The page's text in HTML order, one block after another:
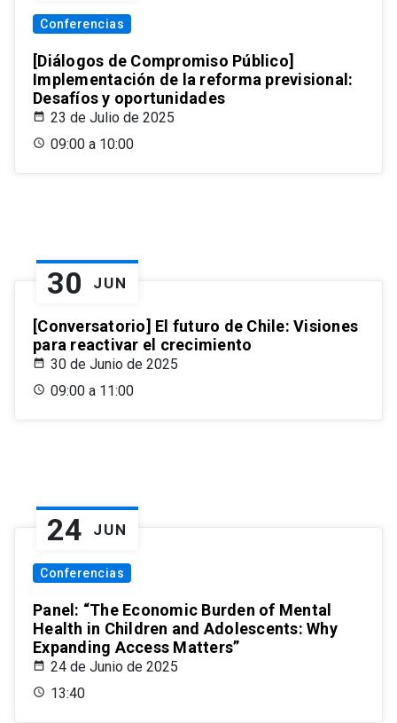
Conferencias
[Diálogos de Compromiso Público]
Implementación de la reforma previsional:
Desafíos y oportunidades
23 de Julio de 2025
09:00 a 10:00
30 JUN
[Conversatorio] El futuro de Chile: Visiones
para reactivar el crecimiento
30 de Junio de 2025
09:00 a 11:00
24 JUN
Conferencias
Panel: “The Economic Burden of Mental
Health in Children and Adolescents: Why
Expanding Access Matters”
24 de Junio de 2025
13:40